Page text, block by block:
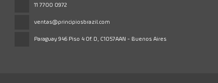
11 7700 0972
ventas@principiosbrazil.com
Paraguay 946 Piso 4 Of. D, C1057AAN - Buenos Aires